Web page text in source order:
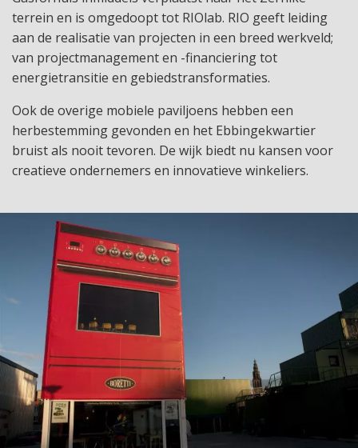
terrein en is omgedoopt tot RIOlab. RIO geeft leiding
aan de realisatie van projecten in een breed werkveld;
van projectmanagement en -financiering tot
energietransitie en gebiedstransformaties.
Ook de overige mobiele paviljoens hebben een
herbestemming gevonden en het Ebbingekwartier
bruist als nooit tevoren. De wijk biedt nu kansen voor
creatieve ondernemers en innovatieve winkeliers.